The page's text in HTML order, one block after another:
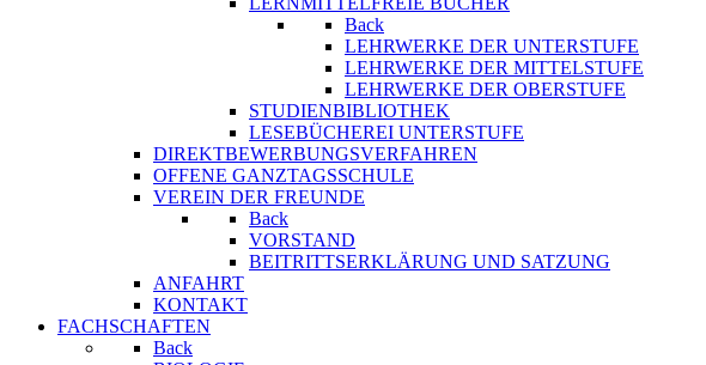
Back
LEHRWERKE DER UNTERSTUFE
LEHRWERKE DER MITTELSTUFE
LEHRWERKE DER OBERSTUFE
STUDIENBIBLIOTHEK
LESEBÜCHEREI UNTERSTUFE
DIREKTBEWERBUNGSVERFAHREN
OFFENE GANZTAGSSCHULE
VEREIN DER FREUNDE
Back
VORSTAND
BEITRITTSERKLÄRUNG UND SATZUNG
ANFAHRT
KONTAKT
FACHSCHAFTEN
Back